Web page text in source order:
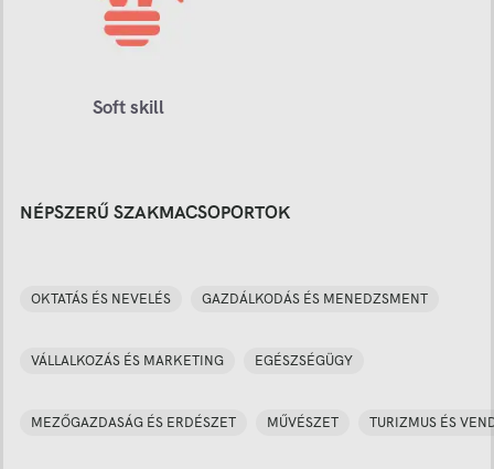
Soft skill
NÉPSZERŰ SZAKMACSOPORTOK
OKTATÁS ÉS NEVELÉS GAZDÁLKODÁS ÉS MENEDZSMENT
VÁLLALKOZÁS ÉS MARKETING EGÉSZSÉGÜGY
MEZŐGAZDASÁG ÉS ERDÉSZET MŰVÉSZET TURIZMUS ÉS